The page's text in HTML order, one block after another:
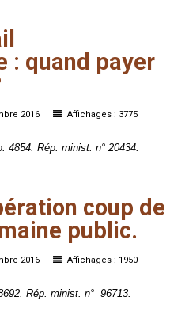
: quand payer
2016 Affichages : 3775
4854. Rép. minist. n° 20434.
coup de
public.
2016 Affichages : 1950
Rép. minist. n° 96713.